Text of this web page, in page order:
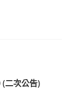
(二次公告)